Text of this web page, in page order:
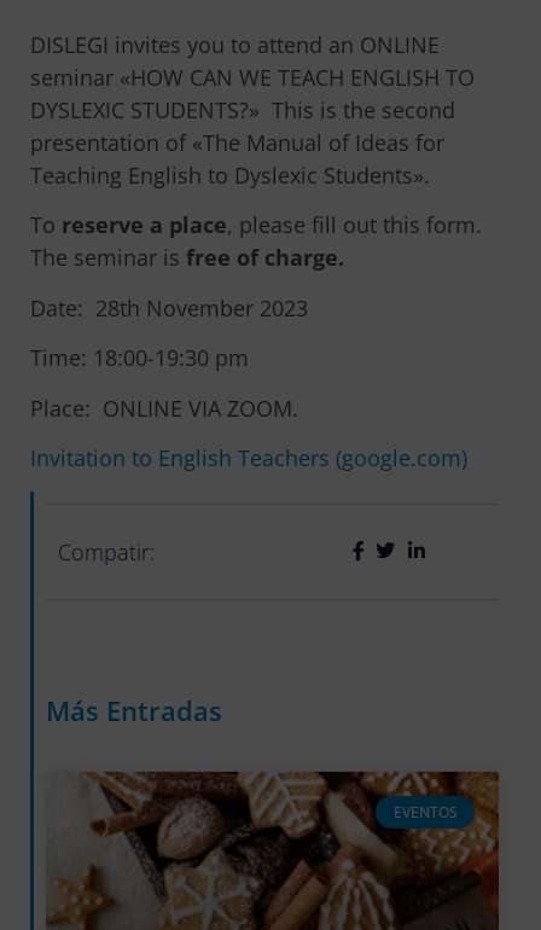
DISLEGI invites you to attend an ONLINE
seminar «HOW CAN WE TEACH ENGLISH TO
DYSLEXIC STUDENTS?» This is the second
presentation of «The Manual of Ideas for
Teaching English to Dyslexic Students».
To reserve a place, please fill out this form.
The seminar is free of charge.
Date: 28th November 2023
Time: 18:00-19:30 pm
Place: ONLINE VIA ZOOM.
Invitation to English Teachers (google.com)
Compatir:
Más Entradas
EVENTOS